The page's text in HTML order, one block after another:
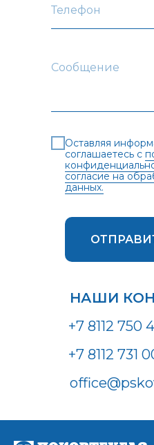
Оставляя
соглашаетесь с
согласие на
данных.
НАШИ
+7 8112 750
+7 8112 731